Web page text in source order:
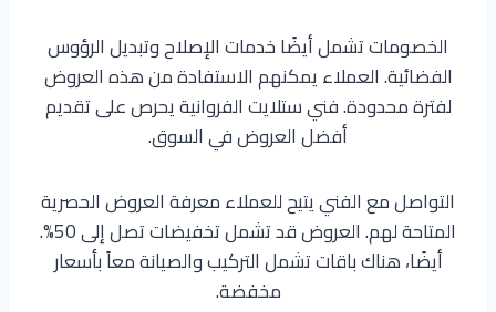
الخصومات تشمل أيضًا خدمات الإصلاح وتبديل الرؤوس
الفضائية. العملاء يمكنهم الاستفادة من هذه العروض
لفترة محدودة. فني ستلايت الفروانية يحرص على تقديم
أفضل العروض في السوق.
التواصل مع الفني يتيح للعملاء معرفة العروض الحصرية
المتاحة لهم. العروض قد تشمل تخفيضات تصل إلى 50%.
أيضًا، هناك باقات تشمل التركيب والصيانة معاً بأسعار
مخفضة.